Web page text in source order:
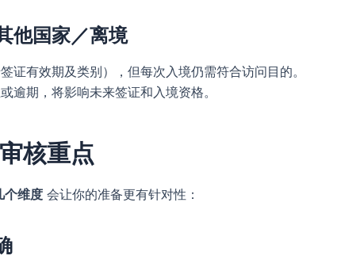
他国家／离境
证有效期及类别），但每次入境仍需符合访问目的。
逾期，将影响未来签证和入境资格。
核重点
个维度 会让你的准备更有针对性：